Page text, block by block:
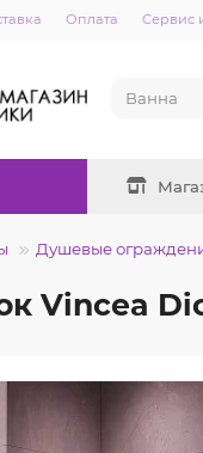
Оплата Сервис
Душевые
Vincea